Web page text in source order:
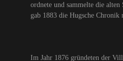
ordnete und sammelte die
gab 1883 die Hugsche Chronik
Im Jahr 1876 gründeten der